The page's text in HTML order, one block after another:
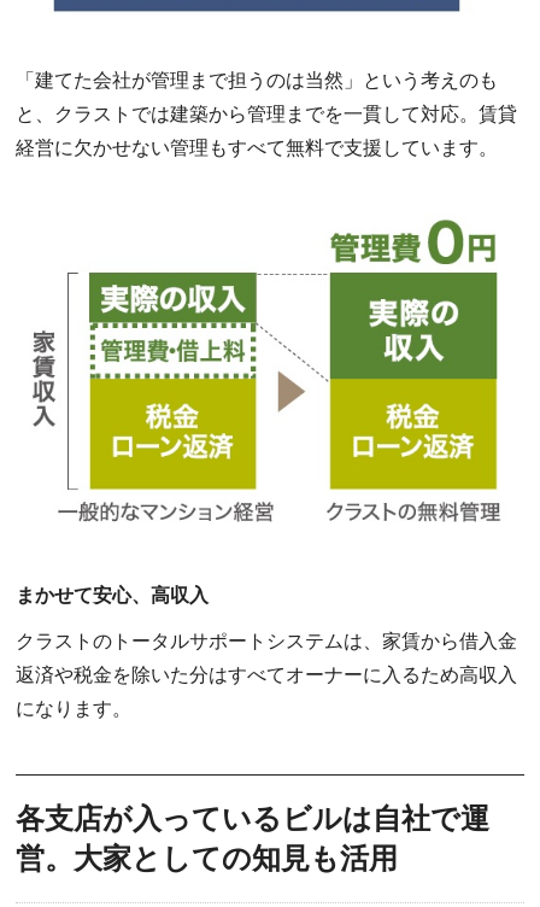
「建てた会社が管理まで担うのは当然」という考えのも
と、クラストでは建築から管理までを一貫して対応。賃貸
経営に欠かせない管理もすべて無料で支援しています。
まかせて安心、高収入
クラストのトータルサポートシステムは、家賃から借入金
返済や税金を除いた分はすべてオーナーに入るため高収入
になります。
各支店が入っているビルは自社で運
営。大家としての知見も活用